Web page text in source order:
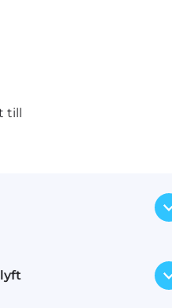
till
säkra flyttfordon
möbler och tillhörigheter